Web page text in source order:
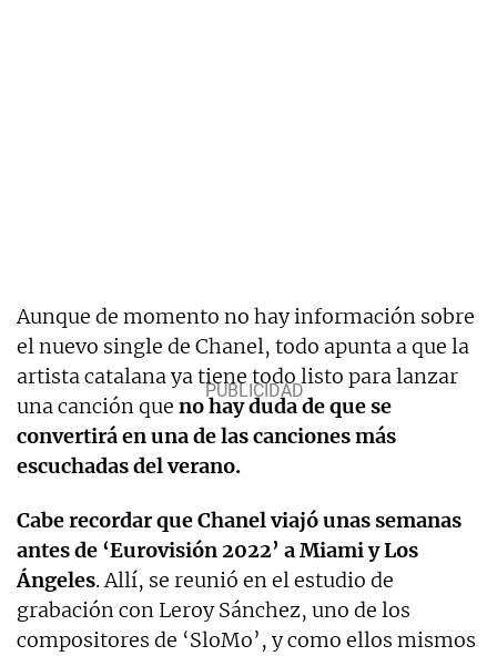
Aunque de momento no hay información sobre
el nuevo single de Chanel, todo apunta a que la
artista catalana ya tiene todo listo para lanzar
una canción que no hay duda de que se
convertirá en una de las canciones más
escuchadas del verano.
Cabe recordar que Chanel viajó unas semanas
antes de ‘Eurovisión 2022’ a Miami y Los
Ángeles. Allí, se reunió en el estudio de
grabación con Leroy Sánchez, uno de los
compositores de ‘SloMo’, y como ellos mismos